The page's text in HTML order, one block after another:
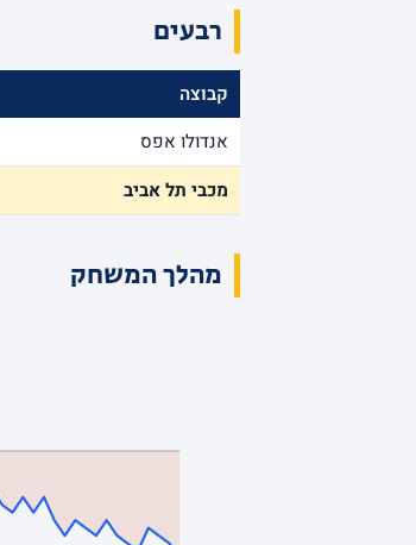
רבעים
קבוצה
אנדולו אפס
מכבי תל אביב
מהלך המשחק